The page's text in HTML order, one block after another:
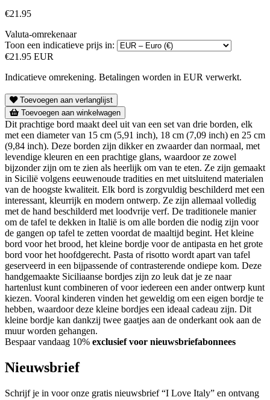
€21.95
Valuta-omrekenaar
Toon een indicatieve prijs in:
€21.95 EUR
Indicatieve omrekening. Betalingen worden in EUR verwerkt.
Toevoegen aan verlanglijst
Toevoegen aan winkelwagen
Dit prachtige bord maakt deel uit van een set van drie borden, elk
met een diameter van 15 cm (5,91 inch), 18 cm (7,09 inch) en 25 cm
(9,84 inch). Deze borden zijn dikker en zwaarder dan normaal, met
levendige kleuren en een prachtige glans, waardoor ze zowel
bijzonder zijn om te zien als heerlijk om van te eten. Ze zijn gemaakt
in Sicilië volgens eeuwenoude tradities en met uitsluitend materialen
van de hoogste kwaliteit. Elk bord is zorgvuldig beschilderd met een
interessant, kleurrijk en modern ontwerp. Ze zijn allemaal volledig
met de hand beschilderd met loodvrije verf. De traditionele manier
om de tafel te dekken in Italië is om alle borden die nodig zijn voor
de gangen op tafel te zetten voordat de maaltijd begint. Het kleine
bord voor het brood, het kleine bordje voor de antipasta en het grote
bord voor het hoofdgerecht. Pasta of risotto wordt apart van tafel
geserveerd in een bijpassende of contrasterende ondiepe kom. Deze
handgemaakte Siciliaanse bordjes zijn zo leuk dat je ze naar
hartenlust kunt combineren of voor iedereen een ander ontwerp kunt
kiezen. Vooral kinderen vinden het geweldig om een eigen bordje te
hebben, waardoor deze kleine bordjes een ideaal cadeau zijn. Dit
kleine bordje kan dankzij twee gaatjes aan de onderkant ook aan de
muur worden gehangen.
Bespaar vandaag 10% exclusief voor nieuwsbriefabonnees
Nieuwsbrief
Schrijf je in voor onze gratis nieuwsbrief “I Love Italy” en ontvang